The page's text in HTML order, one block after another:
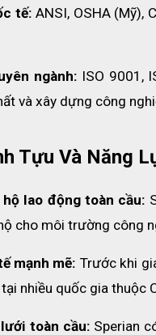
bằng chất liệu nhựa PVC
mũi và không bị trơn
kỹ sư , bảo trì viên ,nhân
biệt là các công việc ngoài
tế: ANSI, OSHA (Mỹ),
ngành: ISO 9001,
và xây dựng công
Tựu Và Năng
lao động toàn cầu:
cho môi trường công
mạnh mẽ: Trước khi
nhiều quốc gia thuộc
toàn cầu: Sperian